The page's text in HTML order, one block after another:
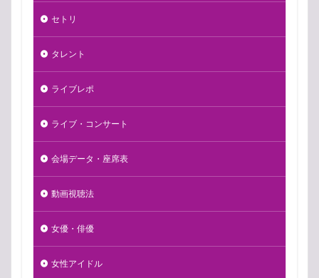
セトリ
タレント
ライブレポ
ライブ・コンサート
会場データ・座席表
動画視聴法
女優・俳優
女性アイドル